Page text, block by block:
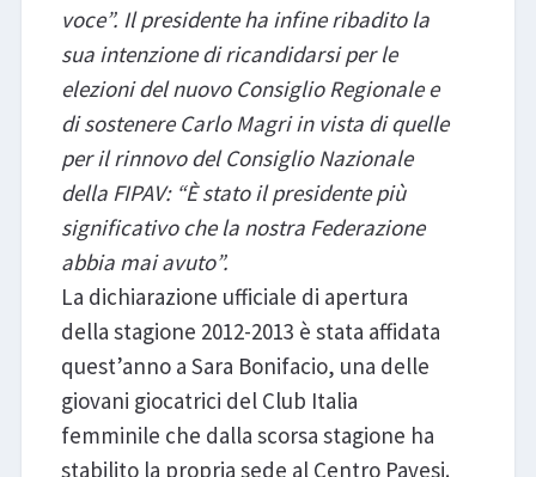
voce”. Il presidente ha infine ribadito la
sua intenzione di ricandidarsi per le
elezioni del nuovo Consiglio Regionale e
di sostenere Carlo Magri in vista di quelle
per il rinnovo del Consiglio Nazionale
della FIPAV: “È stato il presidente più
significativo che la nostra Federazione
abbia mai avuto”.
La dichiarazione ufficiale di apertura
della stagione 2012-2013 è stata affidata
quest’anno a Sara Bonifacio, una delle
giovani giocatrici del Club Italia
femminile che dalla scorsa stagione ha
stabilito la propria sede al Centro Pavesi.